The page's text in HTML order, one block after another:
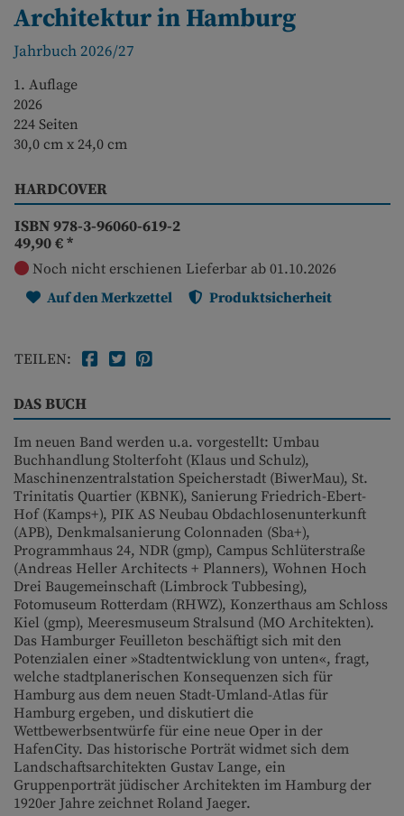
Architektur in Hamburg
Jahrbuch 2026/27
1. Auflage
2026
224 Seiten
30,0 cm x 24,0 cm
HARDCOVER
ISBN 978-3-96060-619-2
49,90 €*
Noch nicht erschienen Lieferbar ab 01.10.2026
Auf den Merkzettel
Produktsicherheit
TEILEN:
DAS BUCH
Im neuen Band werden u.a. vorgestellt: Umbau
Buchhandlung Stolterfoht (Klaus und Schulz),
Maschinenzentralstation Speicherstadt (BiwerMau), St.
Trinitatis Quartier (KBNK), Sanierung Friedrich-Ebert-
Hof (Kamps+), PIK AS Neubau Obdachlosenunterkunft
(APB), Denkmalsanierung Colonnaden (Sba+),
Programmhaus 24, NDR (gmp), Campus Schlüterstraße
(Andreas Heller Architects + Planners), Wohnen Hoch
Drei Baugemeinschaft (Limbrock Tubbesing),
Fotomuseum Rotterdam (RHWZ), Konzerthaus am Schloss
Kiel (gmp), Meeresmuseum Stralsund (MO Architekten).
Das Hamburger Feuilleton beschäftigt sich mit den
Potenzialen einer »Stadtentwicklung von unten«, fragt,
welche stadtplanerischen Konsequenzen sich für
Hamburg aus dem neuen Stadt-Umland-Atlas für
Hamburg ergeben, und diskutiert die
Wettbewerbsentwürfe für eine neue Oper in der
HafenCity. Das historische Porträt widmet sich dem
Landschaftsarchitekten Gustav Lange, ein
Gruppenporträt jüdischer Architekten im Hamburg der
1920er Jahre zeichnet Roland Jaeger.